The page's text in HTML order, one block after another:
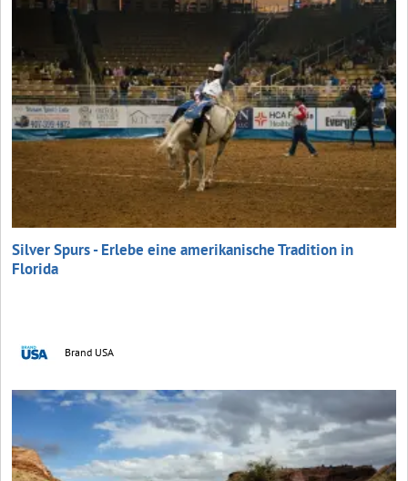
Silver Spurs - Erlebe eine amerikanische Tradition in
Florida
Brand USA